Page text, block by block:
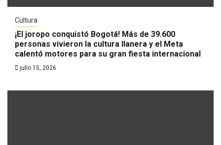
Cultura
¡El joropo conquistó Bogotá! Más de 39.600
personas vivieron la cultura llanera y el Meta
calentó motores para su gran fiesta internacional
julio 15, 2026